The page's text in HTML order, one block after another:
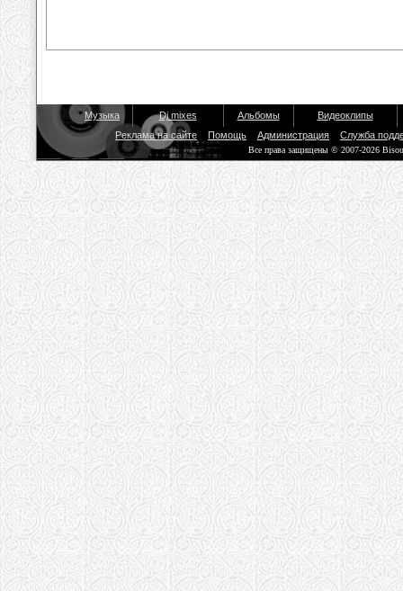
Музыка Dj mixes Альбомы
Видеоклипы
Реклама на сайте
Помощь Администрация Служба
Все права защищены © 2007-2026